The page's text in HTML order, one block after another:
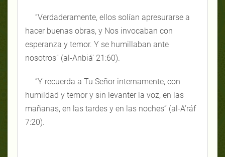
“Verdaderamente, ellos solían apresurarse a
hacer buenas obras, y Nos invocaban con
esperanza y temor. Y se humillaban ante
nosotros” (al-Anbiá' 21:60).
“Y recuerda a Tu Señor internamente, con
humildad y temor y sin levanter la voz, en las
mañanas, en las tardes y en las noches” (al-A’ráf
7:20).